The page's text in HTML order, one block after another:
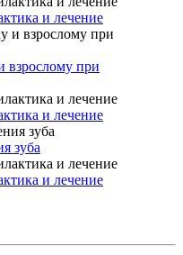
и лечение
взрослому при
и лечение
зуба
и лечение